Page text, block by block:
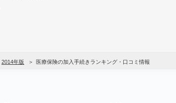
2014年版 医療保険の加入手続きランキング・口コミ情報